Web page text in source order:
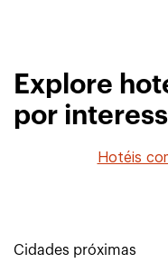
Explore
por
Hotéis
Cidades próximas